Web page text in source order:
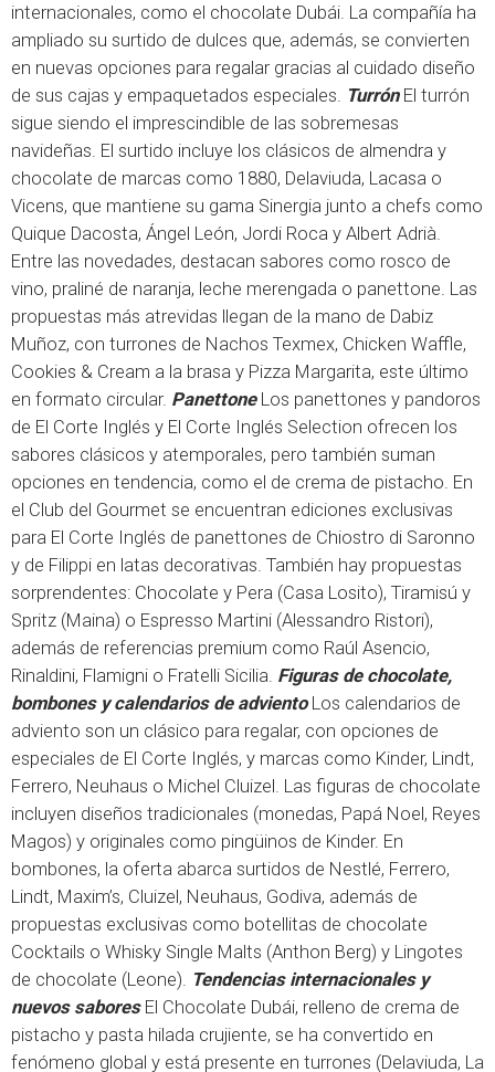
internacionales, como el chocolate Dubái. La compañía ha
ampliado su surtido de dulces que, además, se convierten
en nuevas opciones para regalar gracias al cuidado diseño
de sus cajas y empaquetados especiales. TurrónEl turrón
sigue siendo el imprescindible de las sobremesas
navideñas. El surtido incluye los clásicos de almendra y
chocolate de marcas como 1880, Delaviuda, Lacasa o
Vicens, que mantiene su gama Sinergia junto a chefs como
Quique Dacosta, Ángel León, Jordi Roca y Albert Adrià.
Entre las novedades, destacan sabores como rosco de
vino, praliné de naranja, leche merengada o panettone. Las
propuestas más atrevidas llegan de la mano de Dabiz
Muñoz, con turrones de Nachos Texmex, Chicken Waffle,
Cookies & Cream a la brasa y Pizza Margarita, este último
en formato circular. PanettoneLos panettones y pandoros
de El Corte Inglés y El Corte Inglés Selection ofrecen los
sabores clásicos y atemporales, pero también suman
opciones en tendencia, como el de crema de pistacho. En
el Club del Gourmet se encuentran ediciones exclusivas
para El Corte Inglés de panettones de Chiostro di Saronno
y de Filippi en latas decorativas. También hay propuestas
sorprendentes: Chocolate y Pera (Casa Losito), Tiramisú y
Spritz (Maina) o Espresso Martini (Alessandro Ristori),
además de referencias premium como Raúl Asencio,
Rinaldini, Flamigni o Fratelli Sicilia. Figuras de chocolate,
bombones y calendarios de advientoLos calendarios de
adviento son un clásico para regalar, con opciones de
especiales de El Corte Inglés, y marcas como Kinder, Lindt,
Ferrero, Neuhaus o Michel Cluizel. Las figuras de chocolate
incluyen diseños tradicionales (monedas, Papá Noel, Reyes
Magos) y originales como pingüinos de Kinder. En
bombones, la oferta abarca surtidos de Nestlé, Ferrero,
Lindt, Maxim’s, Cluizel, Neuhaus, Godiva, además de
propuestas exclusivas como botellitas de chocolate
Cocktails o Whisky Single Malts (Anthon Berg) y Lingotes
de chocolate (Leone). Tendencias internacionales y
nuevos saboresEl Chocolate Dubái, relleno de crema de
pistacho y pasta hilada crujiente, se ha convertido en
fenómeno global y está presente en turrones (Delaviuda, La